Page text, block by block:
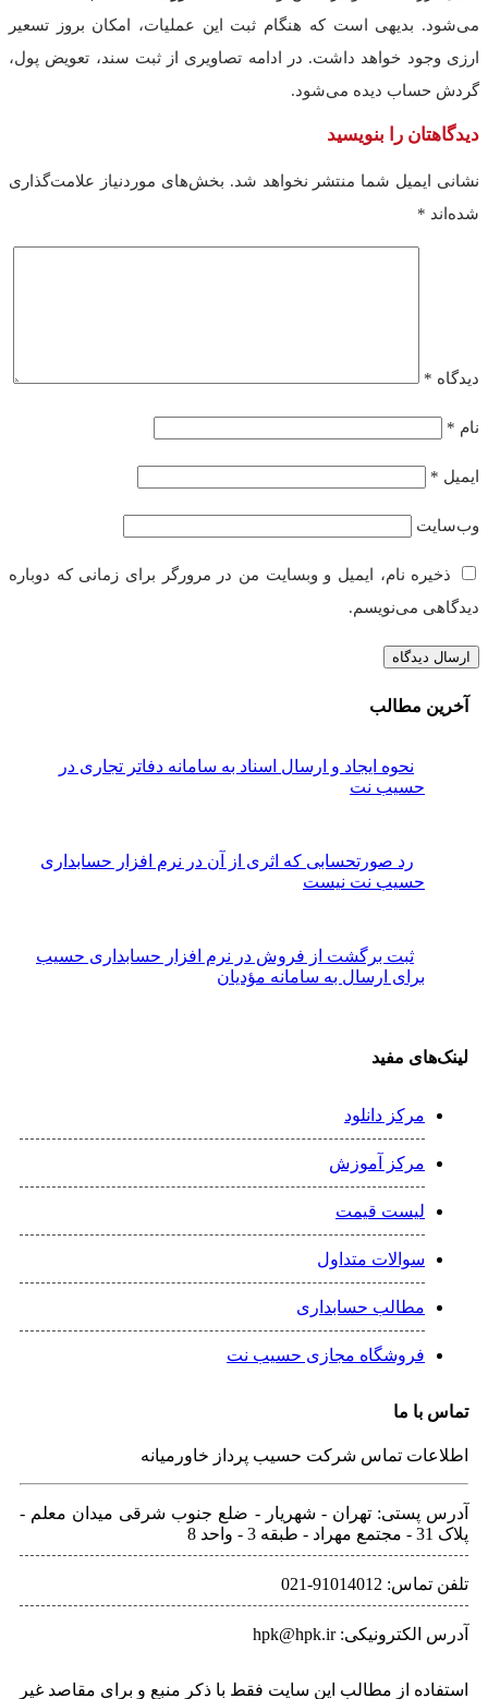
می‌شود. بدیهی است که هنگام ثبت این عملیات، امکان بروز تسعیر
ارزی وجود خواهد داشت. در ادامه تصاویری از ثبت سند، تعویض پول،
گردش حساب دیده می‌شود.
دیدگاهتان را بنویسید
نشانی ایمیل شما منتشر نخواهد شد. بخش‌های موردنیاز علامت‌گذاری
شده‌اند *
دیدگاه *
نام *
ایمیل *
وب‌سایت
ذخیره نام، ایمیل و وبسایت من در مرورگر برای زمانی که دوباره
دیدگاهی می‌نویسم.
آخرین مطالب
نحوه ایجاد و ارسال اسناد به سامانه دفاتر تجاری در
حسیب نت
رد صورتحسابی که اثری از آن در نرم افزار حسابداری
حسیب نت نیست
ثبت برگشت از فروش در نرم افزار حسابداری حسیب
برای ارسال به سامانه مؤدیان
لینک‌های مفید
مرکز دانلود
مرکز آموزش
لیست قیمت
سوالات متداول
مطالب حسابداری
فروشگاه مجازی حسیب نت
تماس با ما
اطلاعات تماس شرکت حسیب پرداز خاورمیانه
آدرس پستی: تهران - شهريار - ضلع جنوب شرقی میدان معلم -
پلاک 31 - مجتمع مهراد - طبقه 3 - واحد 8
تلفن‌ تماس: 91014012-021
آدرس الکترونیکی: hpk@hpk.ir
استفاده از مطالب این سایت فقط با ذکر منبع و برای مقاصد غیر